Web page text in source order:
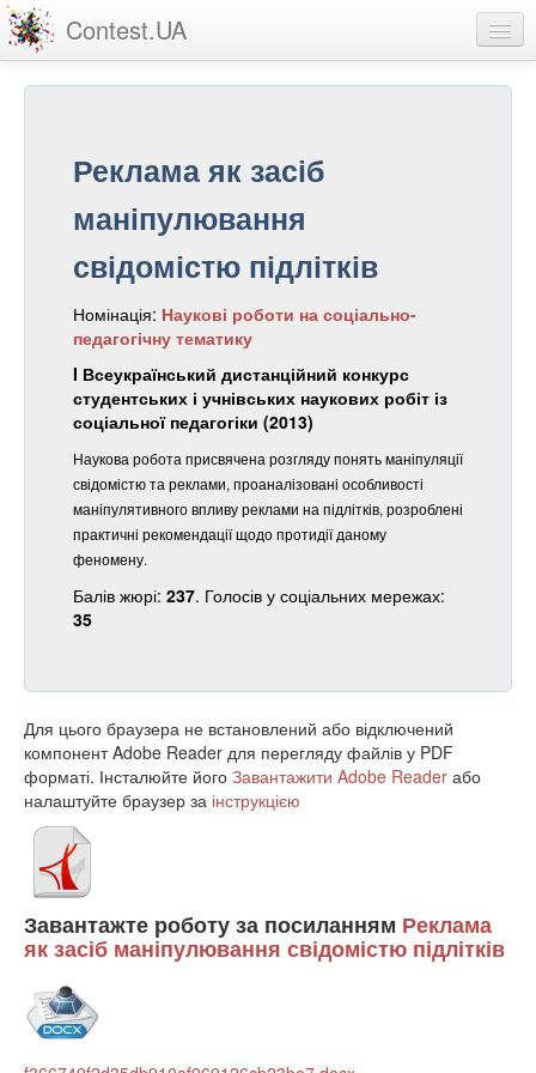
Contest.UA
Статистика
Про проект
реєстрація
Реклама як засіб
маніпулювання
свідомістю підлітків
Номінація: Наукові роботи на соціально-
педагогічну тематику
I Всеукраїнський дистанційний конкурс
студентських і учнівських наукових робіт із
соціальної педагогіки (2013)
Наукова робота присвячена розгляду понять маніпуляції
свідомістю та реклами, проаналізовані особливості
маніпулятивного впливу реклами на підлітків, розроблені
практичні рекомендації щодо протидії даному
феномену.
Балів жюрі: 237. Голосів у соціальних мережах:
35
Для цього браузера не встановлений або відключений
компонент Adobe Reader для перегляду файлів у PDF
форматі. Інсталюйте його Завантажити Adobe Reader або
налаштуйте браузер за інструкцією
Завантажте роботу за посиланням Реклама
як засіб маніпулювання свідомістю підлітків